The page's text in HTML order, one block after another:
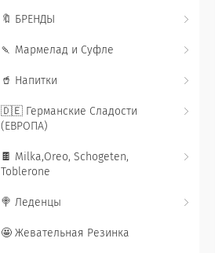
🔖 БРЕНДЫ
🍡 Мармелад и Суфле
🥤 Напитки
🇩🇪 Германские Сладости
(ЕВРОПА)
🍫 Milka,Oreo, Schogeten,
Toblerone
🍭 Леденцы
🤩 Жевательная Резинка